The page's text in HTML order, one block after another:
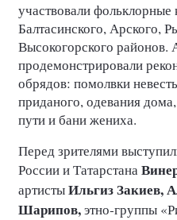
участвовали фольклорные
Балтасинского, Арского,
Высокогорского районов.
продемонстрировали
обрядов: помолвки
приданого, одевания
пути и бани жениха.
Перед зрителями
России и Татарстана
артистыИльгиз Закиев,
Шарипов,этно‑группы